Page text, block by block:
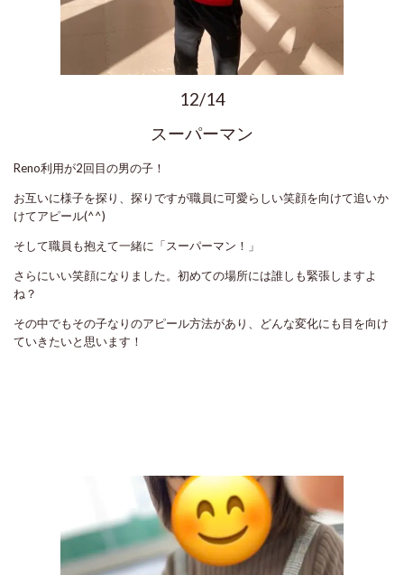
12/14
スーパーマン
Reno利用が2回目の男の子！
お互いに様子を探り、探りですが職員に可愛らしい笑顔を向けて追いか
けてアピール(^^)
そして職員も抱えて一緒に「スーパーマン！」
さらにいい笑顔になりました。初めての場所には誰しも緊張しますよ
ね？
その中でもその子なりのアピール方法があり、どんな変化にも目を向け
ていきたいと思います！